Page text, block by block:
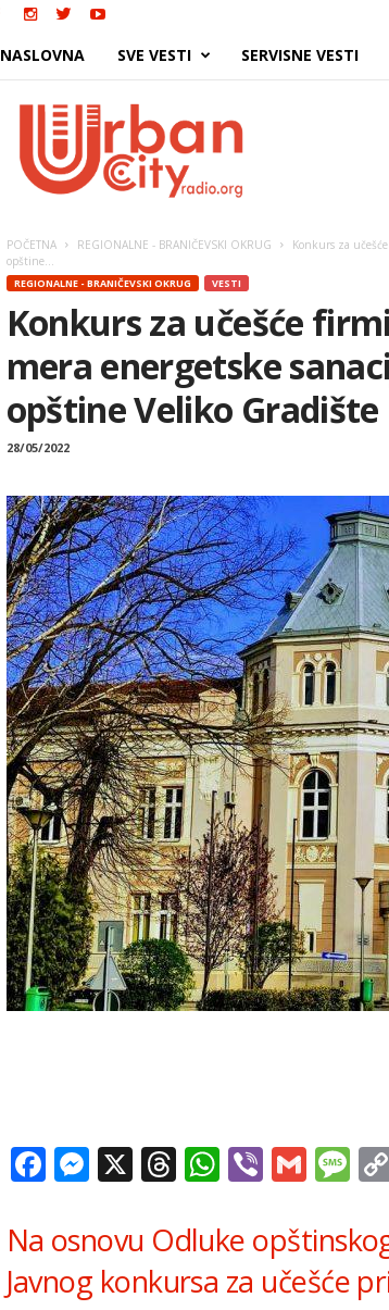
NASLOVNA SVE VESTI SERVISNE VESTI
POČETNA REGIONALNE - BRANIČEVSKI OKRUG
Konkurs za
opštine...
REGIONALNE - BRANIČEVSKI OKRUG VESTI
Konkurs za učešće
mera energetske
opštine Veliko Gradište
28/05/2022
Facebook
Messenger
X Threads
WhatsApp
ViberGmail
Na osnovu Odluke
Javnog konkursa za učešće